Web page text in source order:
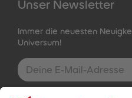
Unser Newsletter
Immer die neuesten
Universum!
E-Mail-Addresse